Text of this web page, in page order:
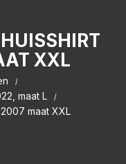
XXL
maat L
maat XXL